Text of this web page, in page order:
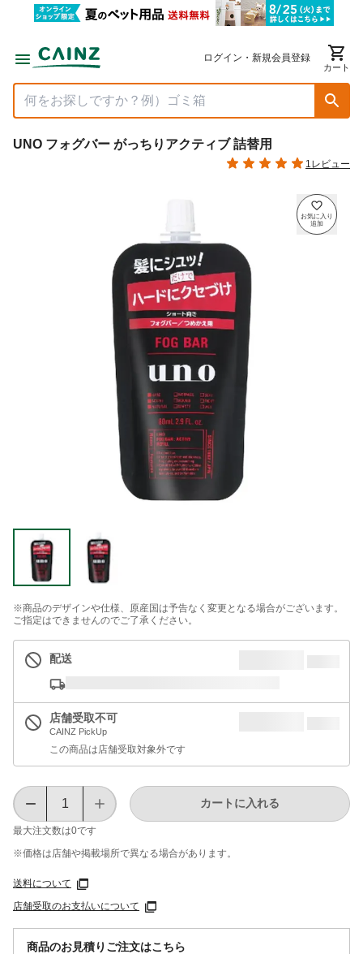
ログイン・新規会員登録
カート
UNO フォグバー がっちりアクティブ 詰替用
1レビュー
※商品のデザインや仕様、原産国は予告なく変更となる場合がございます。
ご指定はできませんのでご了承ください。
配送
店舗受取不可
CAINZ PickUp
この商品は店舗受取対象外です
最大注文数は0です
カートに入れる
※価格は​店舗や​掲載場所で​異なる​場合が​あります。
送料について
店舗受取のお支払いについて
商品のお見積りご注文はこちら